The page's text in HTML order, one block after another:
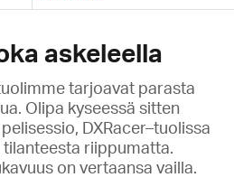
askeleella
tarjoavat parasta
Olipa kyseessä sitten
DXRacer–tuolissa
riippumatta.
on vertaansa vailla.